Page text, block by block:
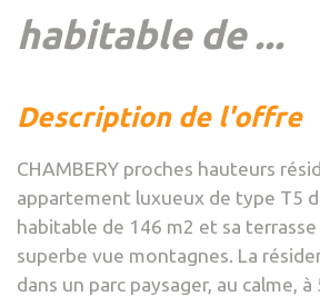
habitable de ...
description de l'offre
CHAMBERY proches hauteurs
appartement luxueux de type T5
habitable de 146 m2 et sa
superbe vue montagnes. La
dans un parc paysager, au calme,